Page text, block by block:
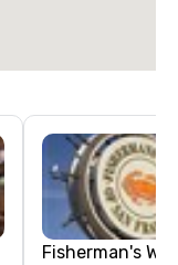
Fisherman's